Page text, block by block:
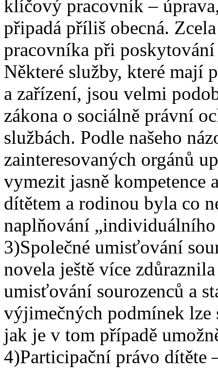
klíčový pracovník –
připadá příliš obecná.
pracovníka při
Některé služby, které mají
a zařízení, jsou velmi
zákona o sociálně právní
službách. Podle našeho
zainteresovaných orgánů
vymezit jasně kompetence
dítětem a rodinou byla co
naplňování
3)Společné umisťování
novela ještě více
umisťování sourozenců a
výjimečných podmínek lze
jak je v tom případě
4)Participační právo dítěte